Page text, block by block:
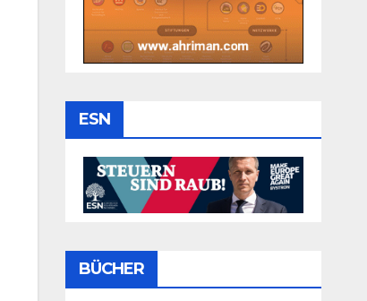
ESN
BÜCHER